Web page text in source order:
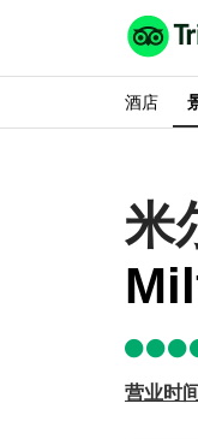
猫途鹰:
点评
酒店
米
营业时间